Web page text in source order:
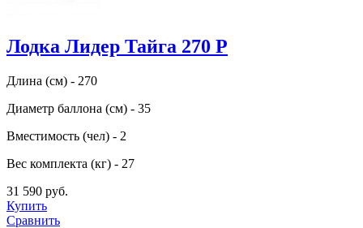
Лодка Лидер Тайга 270 Р
Длина (см) - 270
Диаметр баллона (см) - 35
Вместимость (чел) - 2
Вес комплекта (кг) - 27
31 590 руб.
Купить
Сравнить